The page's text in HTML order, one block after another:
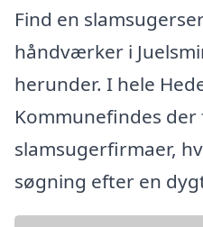
Find en
håndværker i
herunder. I hele
Kommunefindes der
slamsugerfirmaer,
søgning efter en